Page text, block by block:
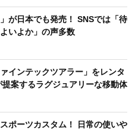
が日本でも発売！ SNSでは「待
いよか」の声多数
インテックツアラー」をレンタ
案するラグジュアリーな移動体
ポーツカスタム！ 日常の使いや